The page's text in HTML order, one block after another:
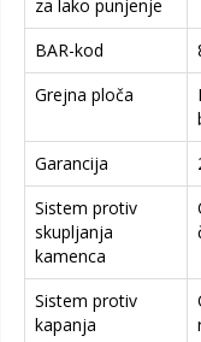
za lako punjenje
BAR-kod
Grejna ploča
Garancija
Sistem protiv
skupljanja
kamenca
Sistem protiv
kapanja